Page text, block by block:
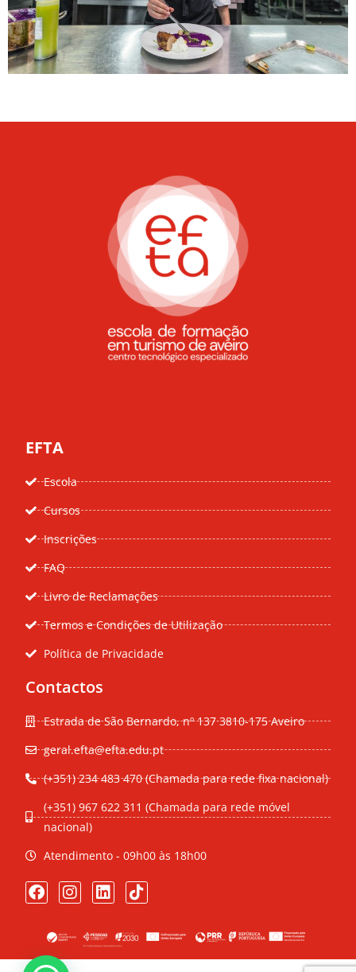
EFTA
Escola
Cursos
Inscrições
FAQ
Livro de Reclamações
Termos e Condições de Utilização
Política de Privacidade
Contactos
Estrada de São Bernardo, nº 137 3810-175 Aveiro
geral.efta@efta.edu.pt
(+351) 234 483 470 (Chamada para rede fixa nacional)
(+351) 967 622 311 (Chamada para rede móvel
nacional)
Atendimento - 09h00 às 18h00